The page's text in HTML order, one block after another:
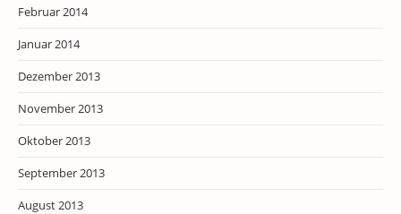
Februar 2014
Januar 2014
Dezember 2013
November 2013
Oktober 2013
September 2013
August 2013